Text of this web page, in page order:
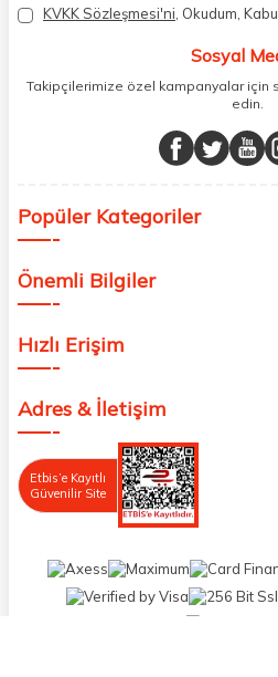
atık oranımızı en aza indiriyor ve
KVKK Sözleşmesi'ni , Okudum,
Sosyal
Takipçilerimize özel kampanyalar için
edin.
Popüler Kategoriler
Önemli Bilgiler
Hızlı Erişim
Adres & İletişim
Etbis’e Kayıtlı
Güvenilir Site